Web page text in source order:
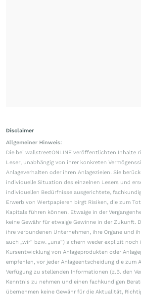
Disclaimer
Allgemeiner Hinweis:
Die bei wallstreetONLINE veröffentlichten Inhalte
Leser, unabhängig von ihrer konkreten
Anlageverhalten oder ihren Anlagezielen. Sie
individuelle Situation des einzelnen Lesers und
individuellen Bedürfnisse ausgerichtete,
Erwerb von Wertpapieren birgt Risiken, die zum
Kapitals führen können. Etwaige in der
keine Gewähr für etwaige Gewinne in der Zukunft.
ihre verbundenen Unternehmen, ihre Organe und
auch „wir“ bzw. „uns“) sichern weder explizit
Kursentwicklung von Anlageprodukten oder
empfehlen, vor jeder Anlageentscheidung die zum
Verfügung zu stellenden Informationen (z.B. den
Kenntnis zu nehmen und einen fachkundigen
übernehmen keine Gewähr für die Aktualität,